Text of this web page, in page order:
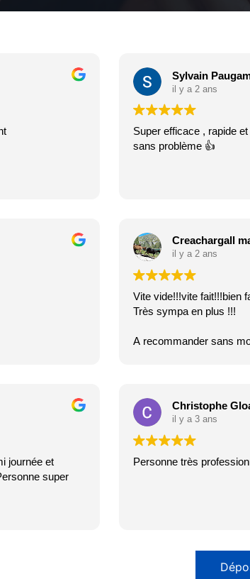
Sylvain
il y a 2 ans
Super efficace , rapide
sans problème 👍
Creachargall
il y a 2 ans
Vite vide!!!vite fait!!!bien
Très sympa en plus !!!
A recommander sans
journée et
super
Christophe
il y a 3 ans
Personne très